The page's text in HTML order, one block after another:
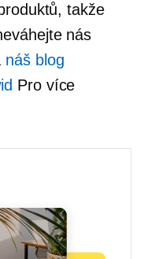
takže
nás
náš blog
Pro více